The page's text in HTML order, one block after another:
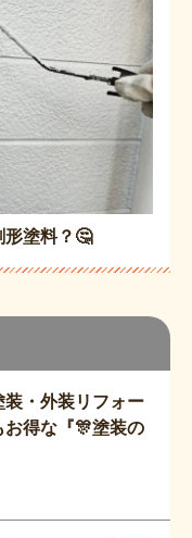
装・外装リフォー
得な『🎊塗装の
形塗料？🤔